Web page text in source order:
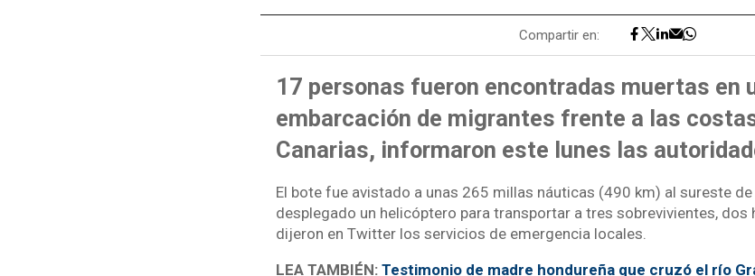
Compartir en:
17 personas fueron encontradas muertas en
embarcación de migrantes frente a las
Canarias, informaron este lunes las
El bote fue avistado a unas 265 millas náuticas (490 km) al sureste de
desplegado un helicóptero para transportar a tres sobrevivientes, dos
dijeron en Twitter los servicios de emergencia locales.
LEA TAMBIÉN: Testimonio de madre hondureña que cruzó el río